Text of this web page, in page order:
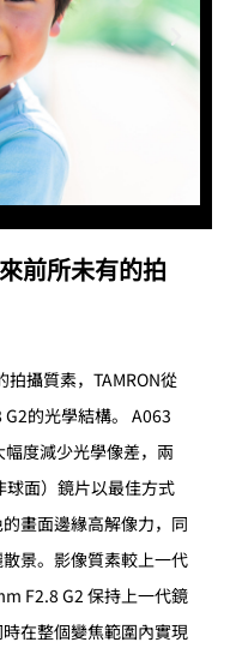
前所未有的拍
攝質素，TAMRON從
的光學結構。 A063
度減少光學像差，兩
球面）鏡片以最佳方式
畫面邊緣高解像力，同
景。影像質素較上一代
F2.8 G2 保持上一代鏡
在整個變焦範圍內實現